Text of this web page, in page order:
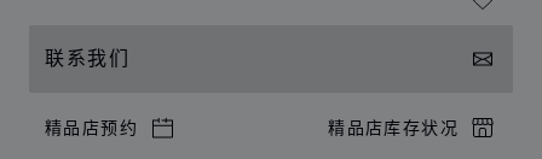
联系我们
精品店预约 精品店库存状况